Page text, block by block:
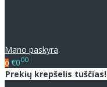
Mano paskyra
0 €000
Prekių krepšelis tuščias!